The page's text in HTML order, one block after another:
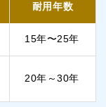
耐用年数
15年〜25年
20年～30年